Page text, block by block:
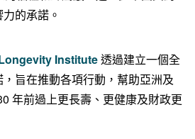
的承諾。
Institute透過建立一個全
旨在推動各項行動，幫助亞洲及
年前過上更長壽、更健康及財政更